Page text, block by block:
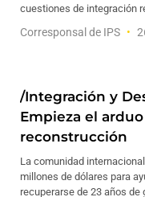
cuestiones de integración
Corresponsal de IPS
/Integración y
Empieza el
reconstrucción
La comunidad
millones de dólares para
recuperarse de 23 años